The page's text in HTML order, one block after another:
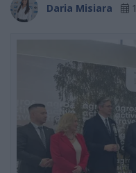
Daria Misiara